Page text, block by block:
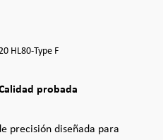
HL80-Type F
probada
precisión diseñada para